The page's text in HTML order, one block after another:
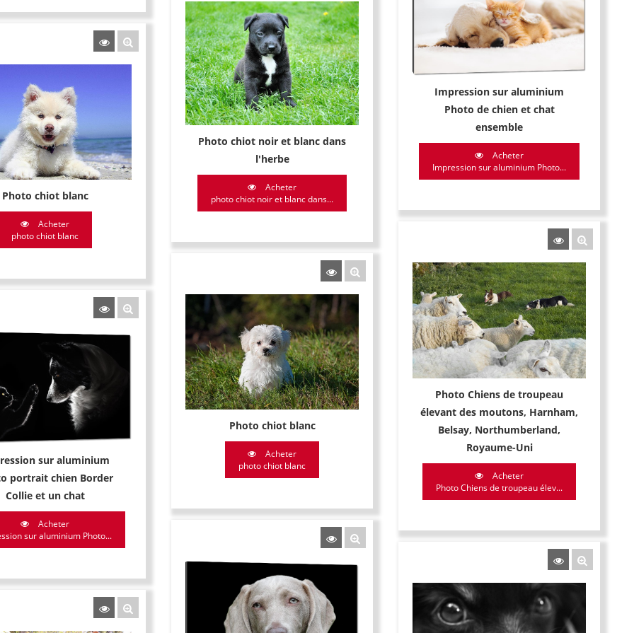
Impression sur aluminium
Photo de chien et chat
ensemble
Acheter
Impression sur aluminium Photo...
Photo chiot noir et blanc dans
l'herbe
Acheter
photo chiot noir et blanc dans...
Photo chiot blanc
Acheter
photo chiot blanc
Photo Chiens de troupeau
élevant des moutons, Harnham,
Belsay, Northumberland,
Royaume-Uni
Acheter
Photo Chiens de troupeau élev...
Photo chiot blanc
Acheter
photo chiot blanc
sur aluminium
portrait chien Border
Collie et un chat
Acheter
sur aluminium Photo...